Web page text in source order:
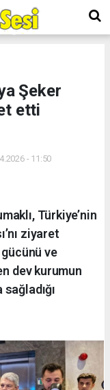
Şeker
etti
- 11:50
Türkiye’nin
ziyaret
ve
dev kurumun